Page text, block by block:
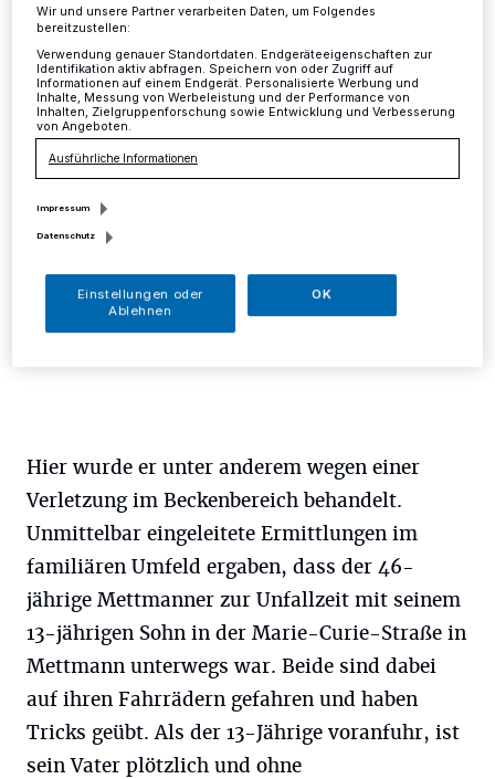
Mettmann ·Gegen 16.45 Uhr kam es am
Montagnachmittag (25. Mai) in Mettmann zu einem
Alleinunfall eines Radfahrers.Als der Unfall der Polizei
bekannt wurde, hatte eine Rettungswagenbesatzung
den verletzten 46-Jährigen bereits in das Mettmanner
Krankenhaus transportiert.
Hier wurde er unter anderem wegen einer
Verletzung im Beckenbereich behandelt.
Unmittelbar eingeleitete Ermittlungen im
familiären Umfeld ergaben, dass der 46-
jährige Mettmanner zur Unfallzeit mit seinem
13-jährigen Sohn in der Marie-Curie-Straße in
Mettmann unterwegs war. Beide sind dabei
auf ihren Fahrrädern gefahren und haben
Tricks geübt. Als der 13-Jährige voranfuhr, ist
sein Vater plötzlich und ohne
Wir und unsere Partner verarbeiten Daten, um Folgendes
bereitzustellen:
Verwendung genauer Standortdaten. Endgeräteeigenschaften zur
Identifikation aktiv abfragen. Speichern von oder Zugriff auf
Informationen auf einem Endgerät. Personalisierte Werbung und
Inhalte, Messung von Werbeleistung und der Performance von
Inhalten, Zielgruppenforschung sowie Entwicklung und Verbesserung
von Angeboten.
Ausführliche Informationen
Impressum
Datenschutz
Einstellungen oder
Ablehnen
OK